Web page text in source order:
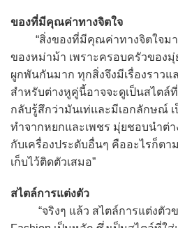
ของที่มีคุณค่าทางจิตใจ
“สิ่งของที่มีคุณค่าทางจิตใจมา
ของหม่าม้า เพราะครอบครัวของ
ผูกพันกันมาก ทุกสิ่งจึงมีเรื่องราว
สำหรับต่างหูคู่นี้อาจจะดูเป็นสไตล์
กลับรู้สึกว่ามันเท่และมีเอกลักษณ์
ทำจากหยกและเพชร มุ่ยชอบนำต่
กับเครื่องประดับอื่นๆ คืออะไรก็ตา
เก็บไว้ติดตัวเสมอ”
สไตล์การแต่งตัว
“จริงๆ แล้ว สไตล์การแต่งตัวข